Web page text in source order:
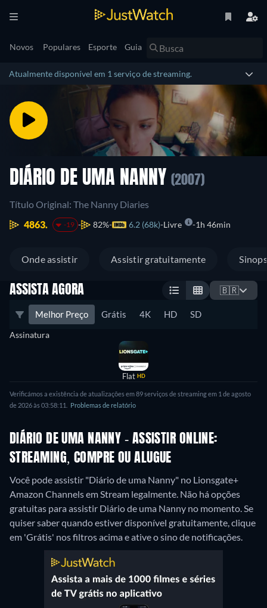
Novos Populares Esporte Guia
Atualmente disponível em 1 serviço de streaming.
DIÁRIO DE UMA NANNY (2007)
Título Original: The Nanny Diaries
4863.
-19 82% 6.2 (68k) Livre 1h 46min
Onde assistir Assistir gratuitamente
ASSISTA AGORA 🇧🇷
Melhor Preço Grátis 4K HD SD
Assinatura
Flat HD
Verificámos a existência de atualizações em 89 serviços de streaming em 1 de agosto
de 2026 às 03:58:11.
Problemas de relatório
DIÁRIO DE UMA NANNY - ASSISTIR ONLINE:
STREAMING, COMPRE OU ALUGUE
Você pode assistir "Diário de uma Nanny" no Lionsgate+
Amazon Channels em Stream legalmente. Não há opções
gratuitas para assistir Diário de uma Nanny no momento. Se
quiser saber quando estiver disponível gratuitamente, clique
em 'Grátis' nos filtros acima e ative o sino de notificações.